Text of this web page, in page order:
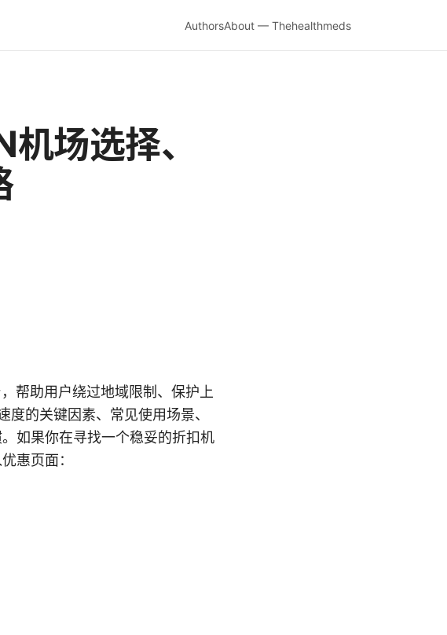
AuthorsAbout — Thehealthmeds
场选择、
帮助用户绕过地域限制、保护上
的关键因素、常见使用场景、
如果你在寻找一个稳妥的折扣机
惠页面：